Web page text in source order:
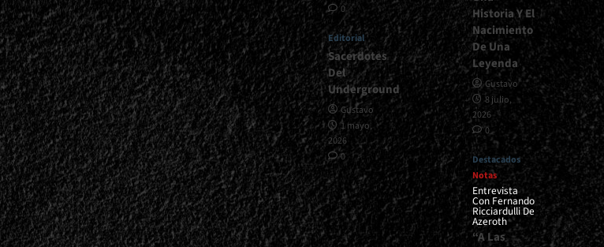
0
Editorial
Sacerdotes
Del
Underground
Gustavo
1 mayo,
2026
0
Historia Y El
Nacimiento
De Una
Leyenda
Gustavo
8 julio,
2026
0
Destacados
Notas
Entrevista
Con Fernando
Ricciardulli De
Azeroth
“A Las